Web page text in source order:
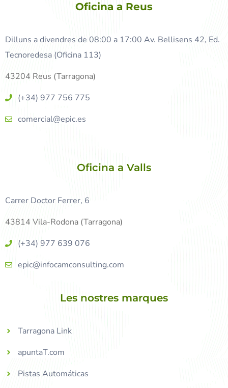
Oficina a Reus
Dilluns a divendres de 08:00 a 17:00 Av. Bellisens 42, Ed.
Tecnoredesa (Oficina 113)
43204 Reus (Tarragona)
(+34) 977 756 775
comercial@epic.es
Oficina a Valls
Carrer Doctor Ferrer, 6
43814 Vila-Rodona (Tarragona)
(+34) 977 639 076
epic@infocamconsulting.com
Les nostres marques
Tarragona Link
apuntaT.com
Pistas Automáticas